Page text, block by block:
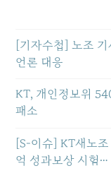
[기자수첩] 노조
언론 대응
KT, 개인정보위
패소
[S-이슈] KT새노
억 성과보상 시험…